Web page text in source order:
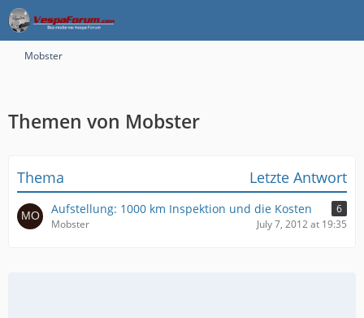
Mobster
Themen von Mobster
Thema Letzte Antwort
Aufstellung: 1000 km Inspektion und die Kosten
6
Mobster
July 7, 2012 at 19:35